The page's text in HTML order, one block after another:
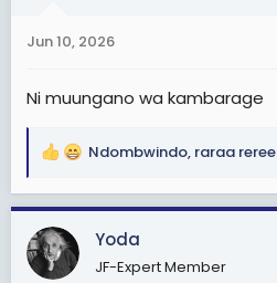
s
Jun 10, 2026
Ni muungano wa kambarage
R
a
c
t
i
Ndombwindo, raraa reree
Yoda
JF-Expert Member